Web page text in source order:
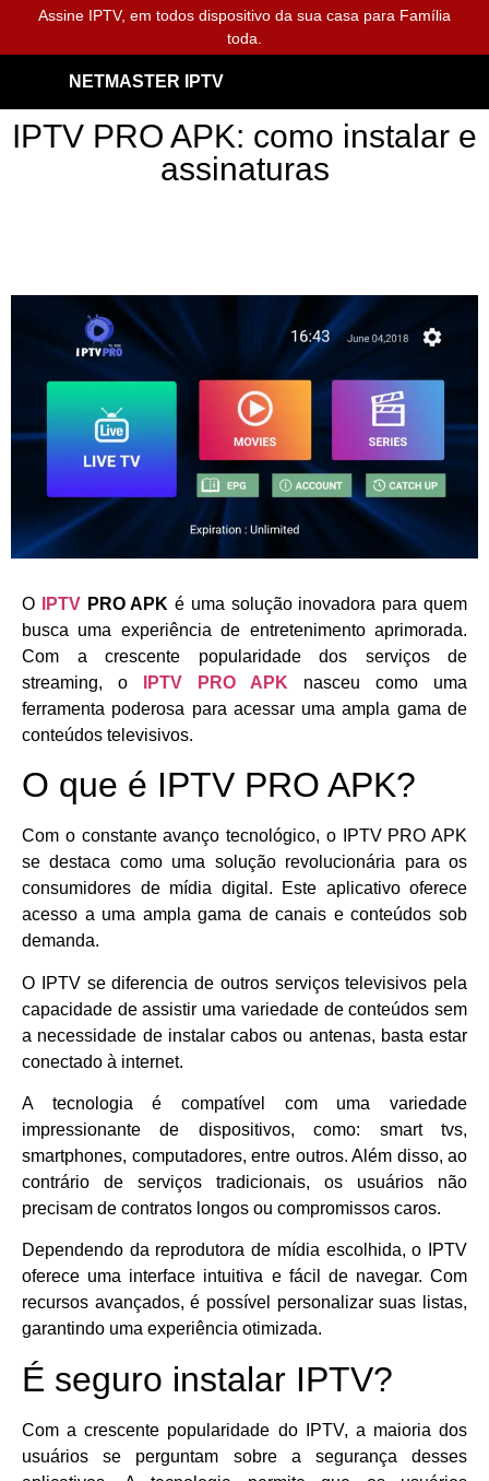
Assine IPTV, em todos dispositivo da sua casa para Família
toda.
NETMASTER IPTV
IPTV PRO APK: como instalar e
assinaturas
O IPTVPRO APK é uma solução inovadora para quem
busca uma experiência de entretenimento aprimorada.
Com a crescente popularidade dos serviços de
streaming, o
IPTV PRO APK nasceu como uma
ferramenta poderosa para acessar uma ampla gama de
conteúdos televisivos.
O que é IPTV PRO APK?
Com o constante avanço tecnológico, o IPTV PRO APK
se destaca como uma solução revolucionária para os
consumidores de mídia digital. Este aplicativo oferece
acesso a uma ampla gama de canais e conteúdos sob
demanda.
O IPTV se diferencia de outros serviços televisivos pela
capacidade de assistir uma variedade de conteúdos sem
a necessidade de instalar cabos ou antenas, basta estar
conectado à internet.
A tecnologia é compatível com uma variedade
impressionante de dispositivos, como: smart tvs,
smartphones, computadores, entre outros. Além disso, ao
contrário de serviços tradicionais, os usuários não
precisam de contratos longos ou compromissos caros.
Dependendo da reprodutora de mídia escolhida, o IPTV
oferece uma interface intuitiva e fácil de navegar. Com
recursos avançados, é possível personalizar suas listas,
garantindo uma experiência otimizada.
É seguro instalar IPTV?
Com a crescente popularidade do IPTV, a maioria dos
usuários se perguntam sobre a segurança desses